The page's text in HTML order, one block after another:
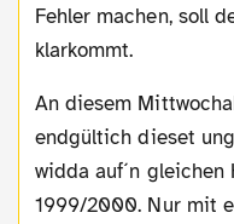
Fehler machen, soll
klarkommt.
An diesem Mittwochabend hatte ich dann
endgültich dieset
widda auf´n
1999/2000. Nur mit